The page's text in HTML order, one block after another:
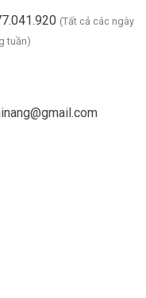
(Tất cả các ngày
tuần)